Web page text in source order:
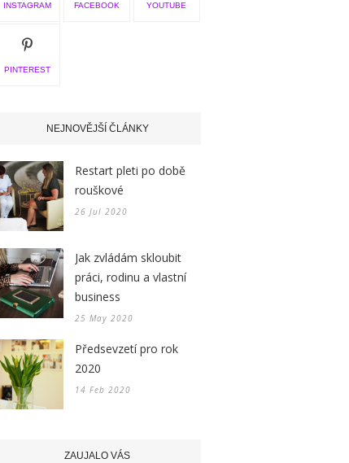
INSTAGRAM FACEBOOK YOUTUBE
PINTEREST
NEJNOVĚJŠÍ ČLÁNKY
Restart pleti po době
rouškové
26 Jul 2020
Jak zvládám skloubit
práci, rodinu a vlastní
business
25 May 2020
Předsevzetí pro rok
2020
14 Feb 2020
ZAUJALO VÁS